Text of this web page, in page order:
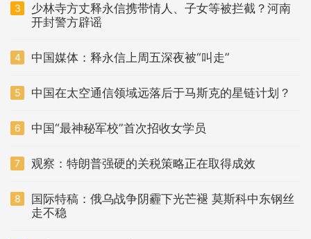
3
少林寺方丈释永信携带情人、子女等被拦截？河南
开封警方辟谣
4 中国媒体：释永信上周五深夜被“叫走”
5 中国在太空通信领域远落后于马斯克的星链计划？
6 中国“最神秘军校”首次招收女学员
7 观察：特朗普强硬的关税策略正在取得成效
8
国际特稿：俄乌战争阴霾下光芒褪 莫斯科中东钢丝
走不稳